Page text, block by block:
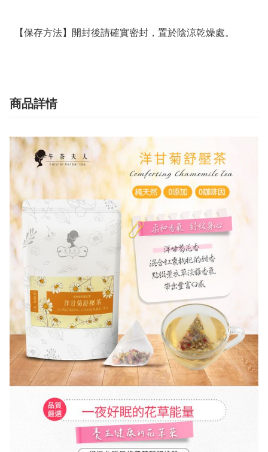
  【保存方法】開封後請確實密封，置於陰涼乾燥處。
商品詳情